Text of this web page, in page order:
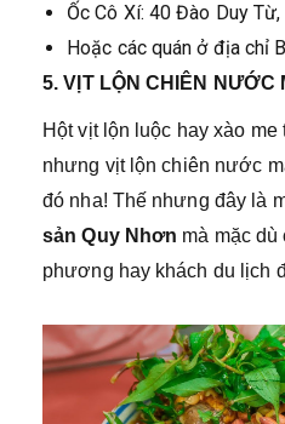
Ốc Cô Xí: 40 Đào Duy
Hoặc các quán ở địa chỉ
5. VỊT LỘN CHIÊN NƯỚC
Hột vịt lộn luộc hay xào me
nhưng vịt lộn chiên nước
đó nha! Thế nhưng đây là
sản Quy Nhơn mà mặc
phương hay khách du lịch